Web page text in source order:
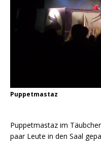
Puppetmastaz
Puppetmastaz im
paar Leute in den Saal